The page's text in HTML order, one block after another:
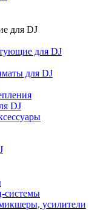
для DJ
для DJ
для DJ
DJ
системы
усилители